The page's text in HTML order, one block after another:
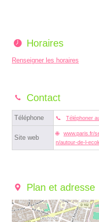
Horaires
Renseigner les horaires
Contact
Téléphone Téléphoner
Site web
www.paris.fr/
n/autour-de-l-
Plan et adresse